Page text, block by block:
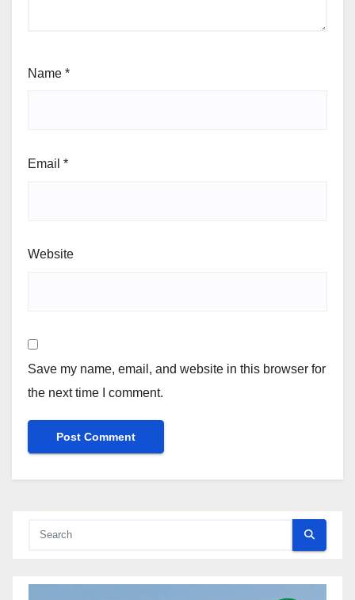
Name *
Email *
Website
Save my name, email, and website in this browser for
the next time I comment.